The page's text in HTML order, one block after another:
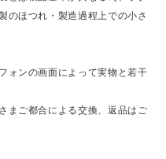
のほつれ・製造過程上での小さ
ォンの画面によって実物と若干
まご都合による交換、返品はご